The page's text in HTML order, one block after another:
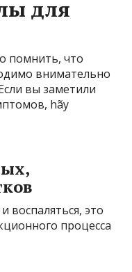
для
помнить, что
внимательно
вы заметили
hãy
воспаляться, это
процесса